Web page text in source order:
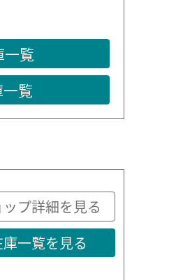
一覧
覧
ップ詳細を見る
庫一覧を見る